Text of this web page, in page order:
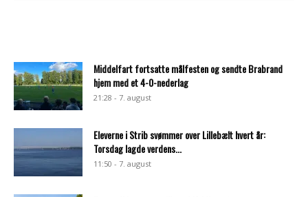
Middelfart fortsatte målfesten og sendte Brabrand
hjem med et 4-0-nederlag
21:28 - 7. august
Eleverne i Strib svømmer over Lillebælt hvert år:
Torsdag lagde verdens...
11:50 - 7. august